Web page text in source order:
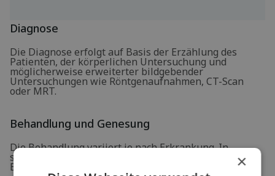
Diagnose
Die Diagnose erfolgt auf Basis der Erzählung des
Patienten, der körperlichen Untersuchung und
möglicherweise erweiterter bildgebender
Untersuchungen wie Röntgenaufnahmen, CT-Scan
oder MRT.
Behandlung und Genesung
Die Behandlung variiert je nach Erkrankung. In
schweren Fällen kann ein operativer Eingriff in
Betracht gezogen werden. ×